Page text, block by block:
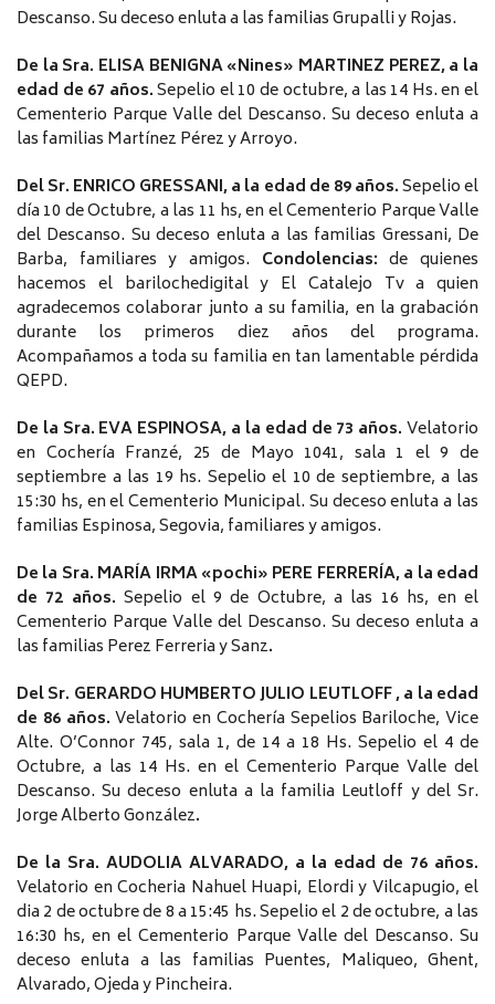
Descanso. Su deceso enluta a las familias Grupalli y Rojas.
De la Sra. ELISA BENIGNA «Nines» MARTINEZ PEREZ, a la
edad de 67 años.Sepelio el 10 de octubre, a las 14 Hs. en el
Cementerio Parque Valle del Descanso. Su deceso enluta a
las familias Martínez Pérez y Arroyo.
Del Sr. ENRICO GRESSANI, a la edad de 89 años.Sepelio el
día 10 de Octubre, a las 11 hs, en el Cementerio Parque Valle
del Descanso. Su deceso enluta a las familias Gressani, De
Barba, familiares y amigos. Condolencias: de quienes
hacemos el barilochedigital y El Catalejo Tv a quien
agradecemos colaborar junto a su familia, en la grabación
durante los primeros diez años del programa.
Acompañamos a toda su familia en tan lamentable pérdida
QEPD.
De la Sra. EVA ESPINOSA, a la edad de 73 años. Velatorio
en Cochería Franzé, 25 de Mayo 1041, sala 1 el 9 de
septiembre a las 19 hs. Sepelio el 10 de septiembre, a las
15:30 hs, en el Cementerio Municipal. Su deceso enluta a las
familias Espinosa, Segovia, familiares y amigos.
De la Sra. MARÍA IRMA «pochi» PERE FERRERÍA, a la edad
de 72 años.Sepelio el 9 de Octubre, a las 16 hs, en el
Cementerio Parque Valle del Descanso. Su deceso enluta a
las familias Perez Ferreria y Sanz.
Del Sr. GERARDO HUMBERTO JULIO LEUTLOFF , a la edad
de 86 años.Velatorio en Cochería Sepelios Bariloche, Vice
Alte. O’Connor 745, sala 1, de 14 a 18 Hs. Sepelio el 4 de
Octubre, a las 14 Hs. en el Cementerio Parque Valle del
Descanso. Su deceso enluta a la familia Leutloff y del Sr.
Jorge Alberto González.
De la Sra. AUDOLIA ALVARADO, a la edad de 76 años.
Velatorio en Cocheria Nahuel Huapi, Elordi y Vilcapugio, el
dia 2 de octubre de 8 a 15:45 hs. Sepelio el 2 de octubre, a las
16:30 hs, en el Cementerio Parque Valle del Descanso. Su
deceso enluta a las familias Puentes, Maliqueo, Ghent,
Alvarado, Ojeda y Pincheira.